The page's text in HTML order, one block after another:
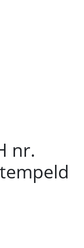
nr.